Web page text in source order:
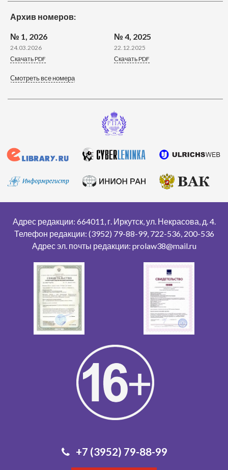
Архив номеров:
№ 1, 2026
24.03.2026
Скачать PDF
№ 4, 2025
22.12.2025
Скачать PDF
Смотреть все номера
Адрес редакции: 664011, г. Иркутск, ул. Некрасова, д. 4.
Телефон редакции: (3952) 79-88-99, 722-536, 200-536
Адрес эл. почты редакции: prolaw38@mail.ru
+7 (3952) 79-88-99